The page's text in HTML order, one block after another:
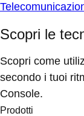
Scopri le
Scopri come
secondo i tuoi
Console.
Prodotti